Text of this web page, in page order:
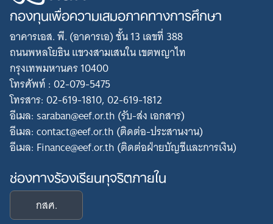
กองทุนเพื่อความเสมอภาคทางการศึกษา
อาคารเอส. พี. (อาคารเอ) ชั้น 13 เลขที่ 388
ถนนพหลโยธิน แขวงสามเสนใน เขตพญาไท
กรุงเทพมหานคร 10400
โทรศัพท์ : 02-079-5475
โทรสาร: 02-619-1810, 02-619-1812
อีเมล: saraban@eef.or.th (รับ-ส่ง เอกสาร)
อีเมล: contact@eef.or.th (ติดต่อ-ประสานงาน)
อีเมล: Finance@eef.or.th (ติดต่อฝ่ายบัญชีและการเงิน)
ช่องทางร้องเรียนทุจริตภายใน
กสศ.